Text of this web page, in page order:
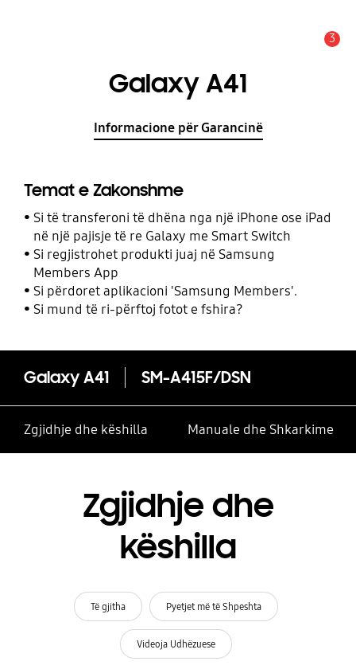
3
Galaxy A41
Informacione për Garancinë
Temat e Zakonshme
Si të transferoni të dhëna nga një iPhone ose iPad
në një pajisje të re Galaxy me Smart Switch
Si regjistrohet produkti juaj në Samsung
Members App
Si përdoret aplikacioni 'Samsung Members'.
Si mund të ri-përftoj fotot e fshira?
Galaxy A41 SM-A415F/DSN
Zgjidhje dhe këshilla Manuale dhe Shkarkime
Zgjidhje dhe
këshilla
Të gjitha Pyetjet më të Shpeshta
Videoja Udhëzuese